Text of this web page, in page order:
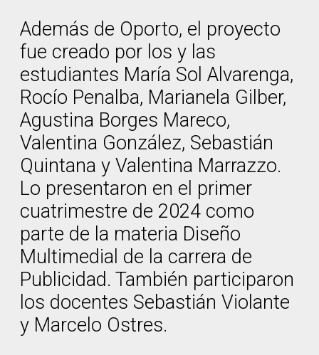
Además de Oporto, el proyecto
fue creado por los y las
estudiantes María Sol Alvarenga,
Rocío Penalba, Marianela Gilber,
Agustina Borges Mareco,
Valentina González, Sebastián
Quintana y Valentina Marrazzo.
Lo presentaron en el primer
cuatrimestre de 2024 como
parte de la materia Diseño
Multimedial de la carrera de
Publicidad. También participaron
los docentes Sebastián Violante
y Marcelo Ostres.